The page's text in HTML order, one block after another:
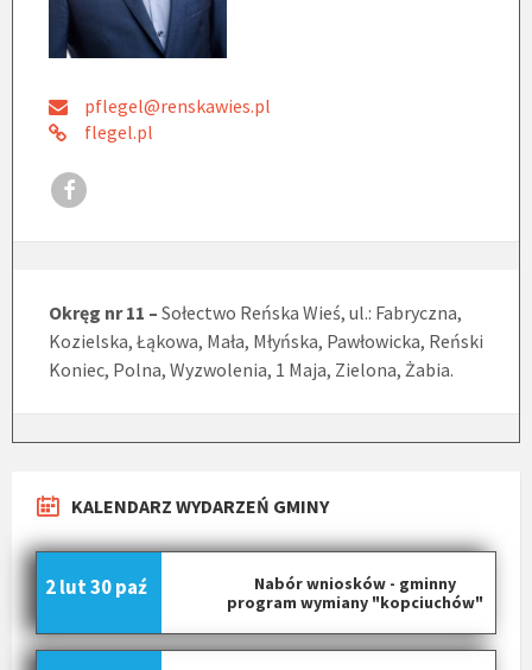
pflegel@renskawies.pl
flegel.pl
Okręg nr 11 – Sołectwo Reńska Wieś, ul.: Fabryczna,
Kozielska, Łąkowa, Mała, Młyńska, Pawłowicka, Reński
Koniec, Polna, Wyzwolenia, 1 Maja, Zielona, Żabia.
KALENDARZ WYDARZEŃ GMINY
Nabór wniosków - gminny
program wymiany "kopciuchów"
2 lut30 paź